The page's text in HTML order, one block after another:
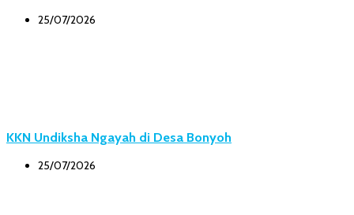
25/07/2026
KKN Undiksha Ngayah di Desa Bonyoh
25/07/2026